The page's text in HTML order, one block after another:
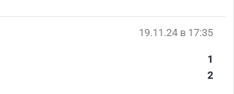
19.11.24 в 17:35
1
2